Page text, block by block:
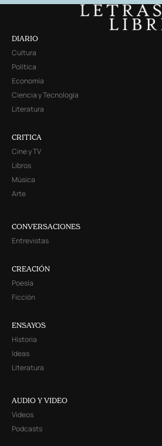
DIARIO
Cultura
Política
Economía
Ciencia y Tecnología
Literatura
CRITICA
Cine y TV
Libros
Música
Arte
CONVERSACIONES
Entrevistas
CREACIÓN
Poesía
Ficción
ENSAYOS
Historia
Ideas
Literatura
AUDIO Y VIDEO
Videos
Podcasts